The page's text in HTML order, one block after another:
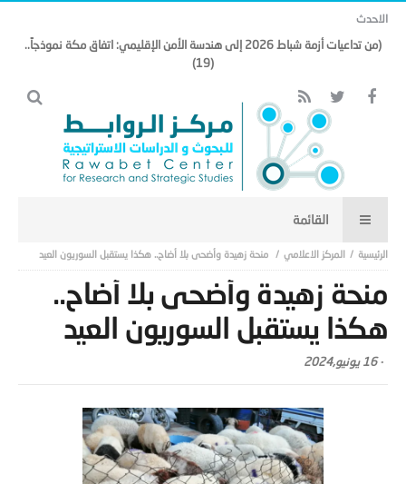
الاحدث
(من تداعيات أزمة شباط 2026 إلى هندسة الأمن الإقليمي: اتفاق مكة نموذجاً..
(19)
المركز الاعلامي منحة زهيدة وأضحى بلا أضاح.. هكذا يستقبل السوريون العيد
منحة زهيدة وأضحى بلا أضاح..
هكذا يستقبل السوريون العيد
-16 يونيو,2024